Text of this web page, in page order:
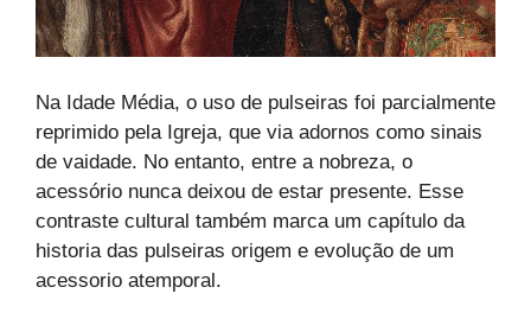
Na Idade Média, o uso de pulseiras foi parcialmente
reprimido pela Igreja, que via adornos como sinais
de vaidade. No entanto, entre a nobreza, o
acessório nunca deixou de estar presente. Esse
contraste cultural também marca um capítulo da
historia das pulseiras origem e evolução de um
acessorio atemporal.